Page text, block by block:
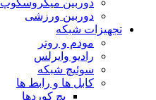
دوربین ورزشی
تجهیزات شبکه
مودم و روتر
رادیو وایرلس
سوئیچ شبکه
کابل ها و رابط ها
پچ کوردها